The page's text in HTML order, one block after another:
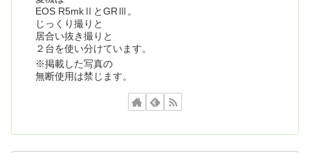
EOS R5mkⅡとGRⅢ。
じっくり撮りと
居合い抜き撮りと
２台を使い分けています。
※掲載した写真の
無断使用は禁じます。